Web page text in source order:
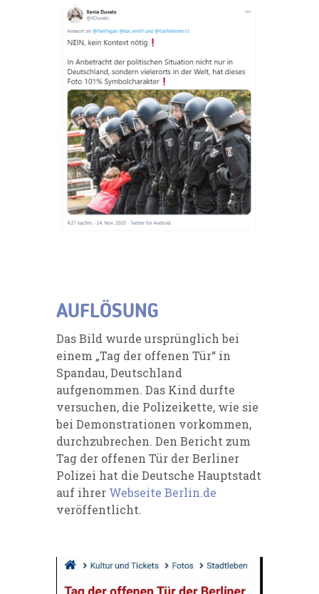
AUFLÖSUNG
Das Bild wurde ursprünglich bei
einem „Tag der offenen Tür“ in
Spandau, Deutschland
aufgenommen. Das Kind durfte
versuchen, die Polizeikette, wie sie
bei Demonstrationen vorkommen,
durchzubrechen. Den Bericht zum
Tag der offenen Tür der Berliner
Polizei hat die Deutsche Hauptstadt
auf ihrer Webseite Berlin.de
veröffentlicht.